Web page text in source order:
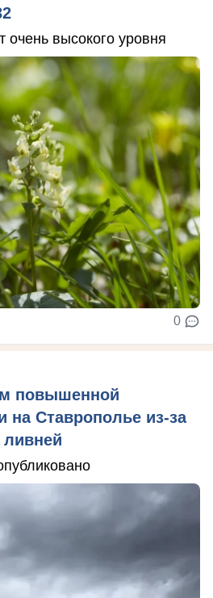
очень высокого уровня
0
повышенной
на Ставрополье из-за